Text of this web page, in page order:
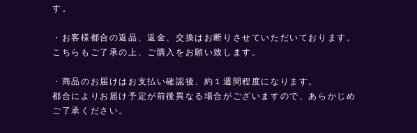
す。
・お客様都合の返品、返金、交換はお断りさせていただいております。
こちらもご了承の上、ご購入をお願い致します。
・商品のお届けはお支払い確認後、約１週間程度になります。
都合によりお届け予定が前後異なる場合がございますので、あらかじめ
ご了承ください。